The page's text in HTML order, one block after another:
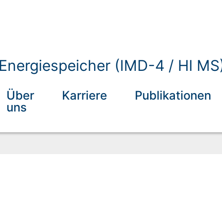
(IMD-4 / HI
Über
uns
Karriere Publikationen